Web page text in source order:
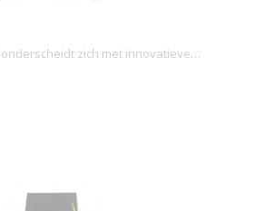
zich met innovatieve…